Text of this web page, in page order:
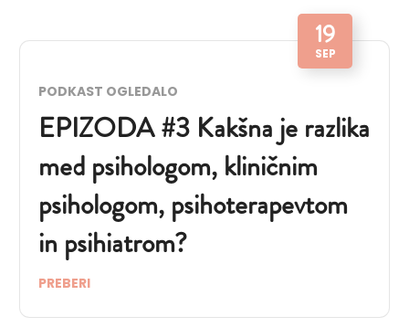
19
SEP
PODKAST OGLEDALO
EPIZODA #3 Kakšna je razlika
med psihologom, kliničnim
psihologom, psihoterapevtom
in psihiatrom?
PREBERI